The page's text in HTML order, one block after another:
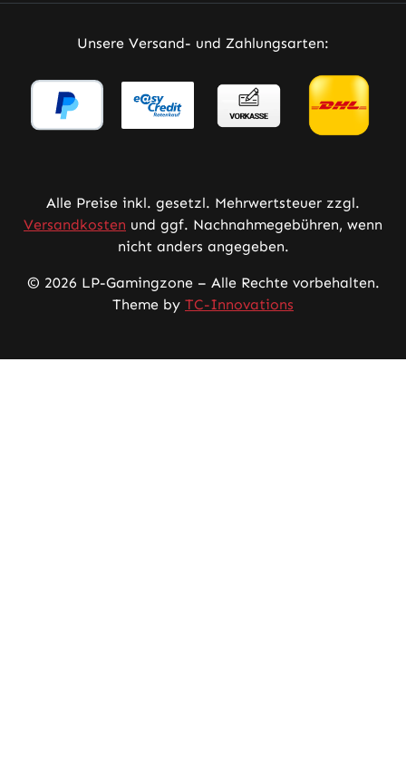
Unsere Versand- und Zahlungsarten:
Alle Preise inkl. gesetzl. Mehrwertsteuer zzgl.
Versandkosten und ggf. Nachnahmegebühren, wenn
nicht anders angegeben.
© 2026 LP-Gamingzone – Alle Rechte vorbehalten.
Theme by TC-Innovations